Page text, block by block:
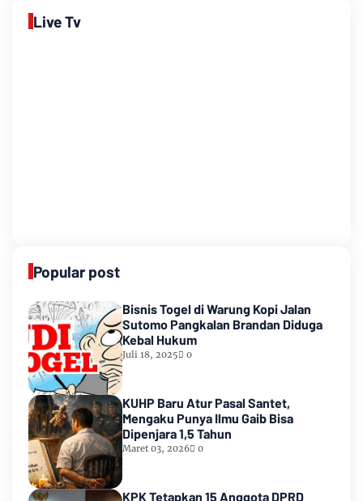
Live Tv
Popular post
Bisnis Togel di Warung Kopi Jalan
Sutomo Pangkalan Brandan Diduga
Kebal Hukum
Juli 18, 2025 0
KUHP Baru Atur Pasal Santet,
Mengaku Punya Ilmu Gaib Bisa
Dipenjara 1,5 Tahun
Maret 03, 2026 0
KPK Tetapkan 15 Anggota DPRD